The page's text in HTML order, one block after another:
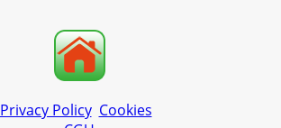
Privacy Policy Cookies